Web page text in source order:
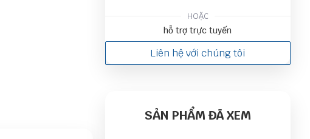
HOẶC
hỗ trợ trực tuyến
Liên hệ với chúng tôi
SẢN PHẨM ĐÃ XEM